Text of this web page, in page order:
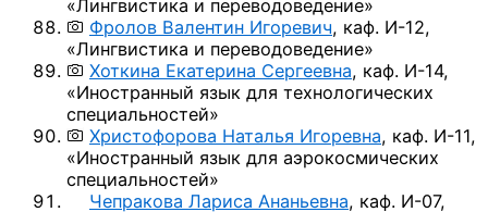
«Лингвистика и переводоведение»
Фролов Валентин Игоревич, каф. И-12,
«Лингвистика и переводоведение»
Хоткина Екатерина Сергеевна, каф. И-14,
«Иностранный язык для технологических
специальностей»
Христофорова Наталья Игоревна, каф. И-11,
«Иностранный язык для аэрокосмических
специальностей»
Чепракова Лариса Ананьевна, каф. И-07,